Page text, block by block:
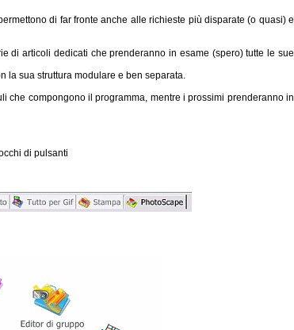
di far fronte anche alle richieste più disparate (o quasi) e
di articoli dedicati che prenderanno in esame (spero) tutte le sue
la sua struttura modulare e ben separata.
che compongono il programma, mentre i prossimi prenderanno in
di pulsanti